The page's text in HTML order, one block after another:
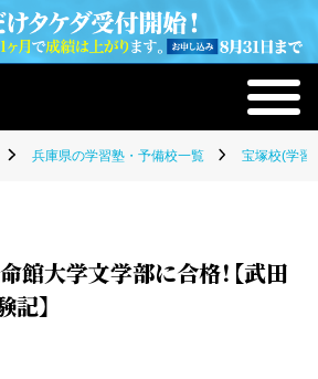
兵庫県の学習塾・予備校一覧 宝塚校(学習
館大学文学部に合格！【武田
】